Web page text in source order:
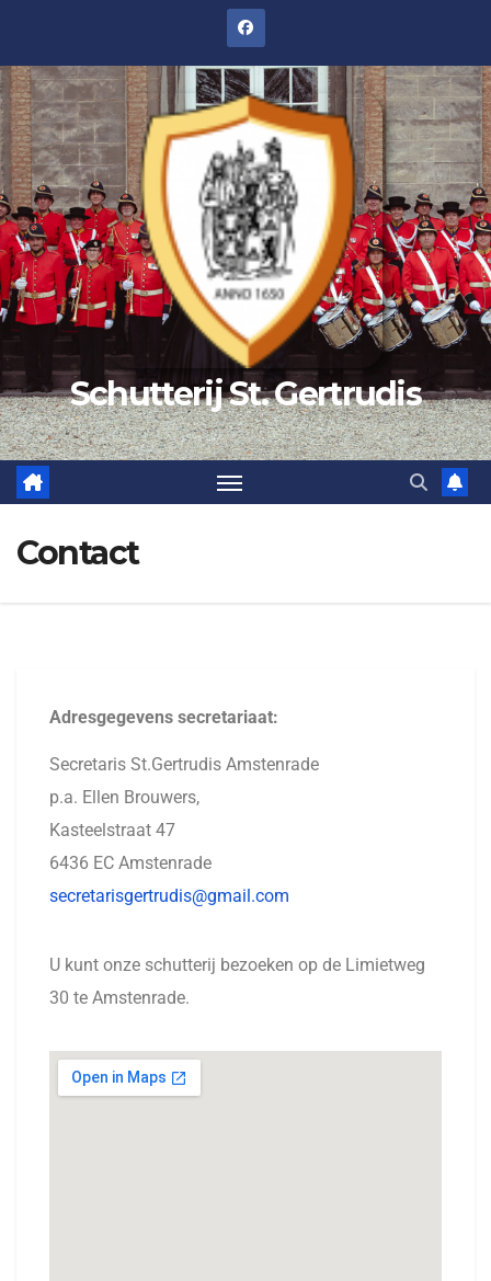
Schutterij St. Gertrudis
Contact
Adresgegevens secretariaat:
Secretaris St.Gertrudis Amstenrade
p.a. Ellen Brouwers,
Kasteelstraat 47
6436 EC Amstenrade
secretarisgertrudis@gmail.com
U kunt onze schutterij bezoeken op de Limietweg
30 te Amstenrade.